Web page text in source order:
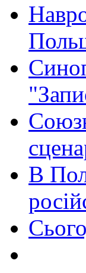
В